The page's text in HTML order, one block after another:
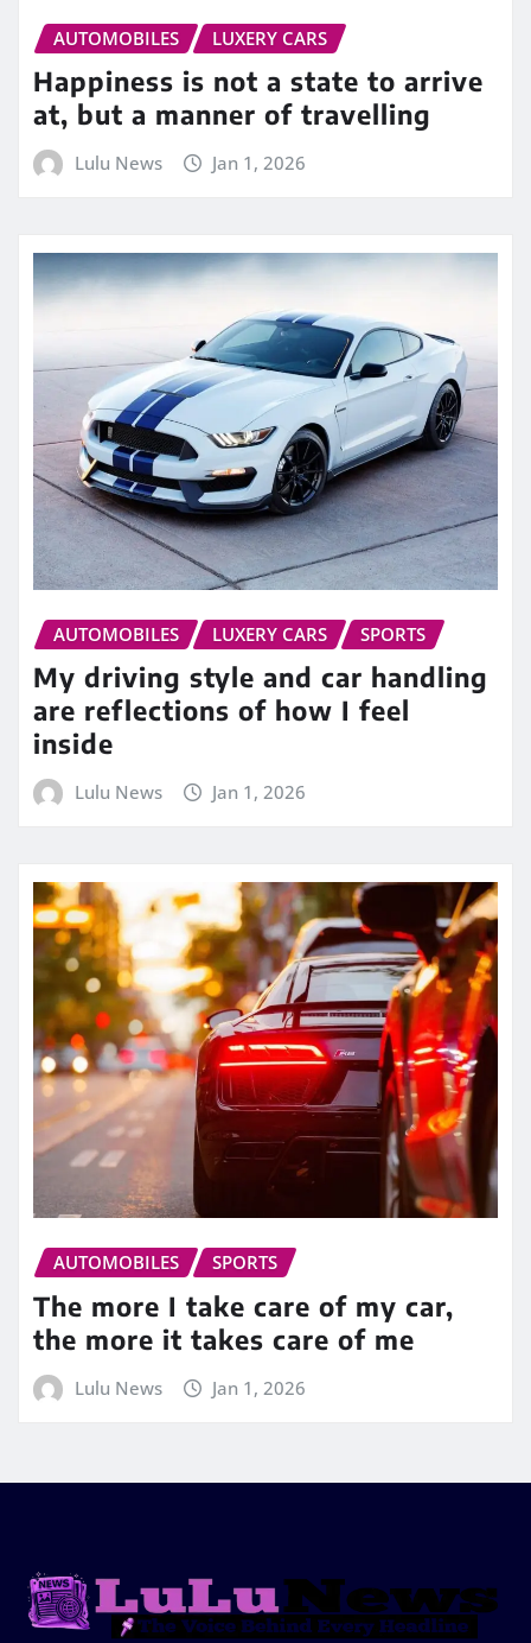
AUTOMOBILES LUXERY CARS
Happiness is not a state to arrive
at, but a manner of travelling
Lulu News Jan 1, 2026
AUTOMOBILES LUXERY CARS SPORTS
My driving style and car handling
are reflections of how I feel
inside
Lulu News Jan 1, 2026
AUTOMOBILES SPORTS
The more I take care of my car,
the more it takes care of me
Lulu News Jan 1, 2026